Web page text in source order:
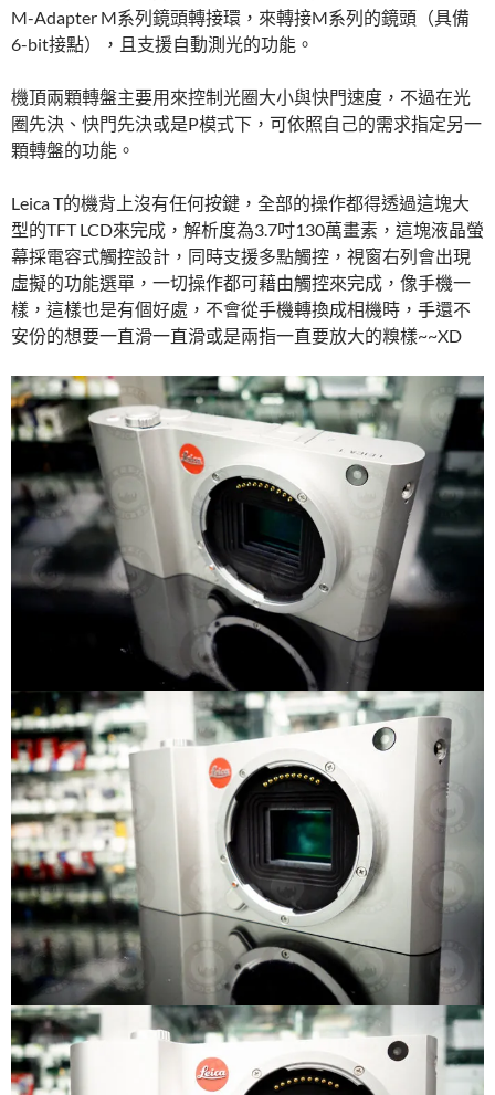
M-Adapter M系列鏡頭轉接環，來轉接M系列的鏡頭（具備
6-bit接點），且支援自動測光的功能。
機頂兩顆轉盤主要用來控制光圈大小與快門速度，不過在光
圈先決、快門先決或是P模式下，可依照自己的需求指定另一
顆轉盤的功能。
Leica T的機背上沒有任何按鍵，全部的操作都得透過這塊大
型的TFT LCD來完成，解析度為3.7吋130萬畫素，這塊液晶螢
幕採電容式觸控設計，同時支援多點觸控，視窗右列會出現
虛擬的功能選單，一切操作都可藉由觸控來完成，像手機一
樣，這樣也是有個好處，不會從手機轉換成相機時，手還不
安份的想要一直滑一直滑或是兩指一直要放大的糗樣~~XD